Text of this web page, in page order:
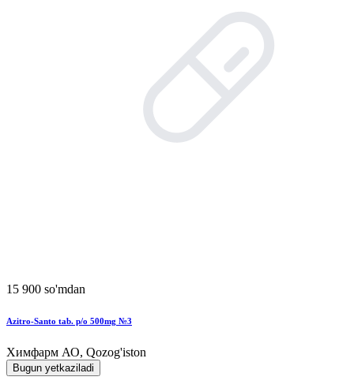
15 900 so'mdan
Azitro-Santo tab. p/o 500mg №3
Химфарм АО, Qozog'iston
Bugun yetkaziladi